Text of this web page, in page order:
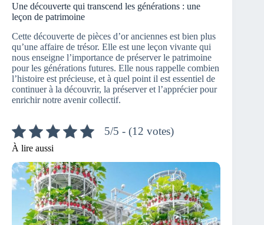
Une découverte qui transcend les générations : une
leçon de patrimoine
Cette découverte de pièces d’or anciennes est bien plus
qu’une affaire de trésor. Elle est une leçon vivante qui
nous enseigne l’importance de préserver le patrimoine
pour les générations futures. Elle nous rappelle combien
l’histoire est précieuse, et à quel point il est essentiel de
continuer à la découvrir, la préserver et l’apprécier pour
enrichir notre avenir collectif.
5/5 - (12 votes)
À lire aussi